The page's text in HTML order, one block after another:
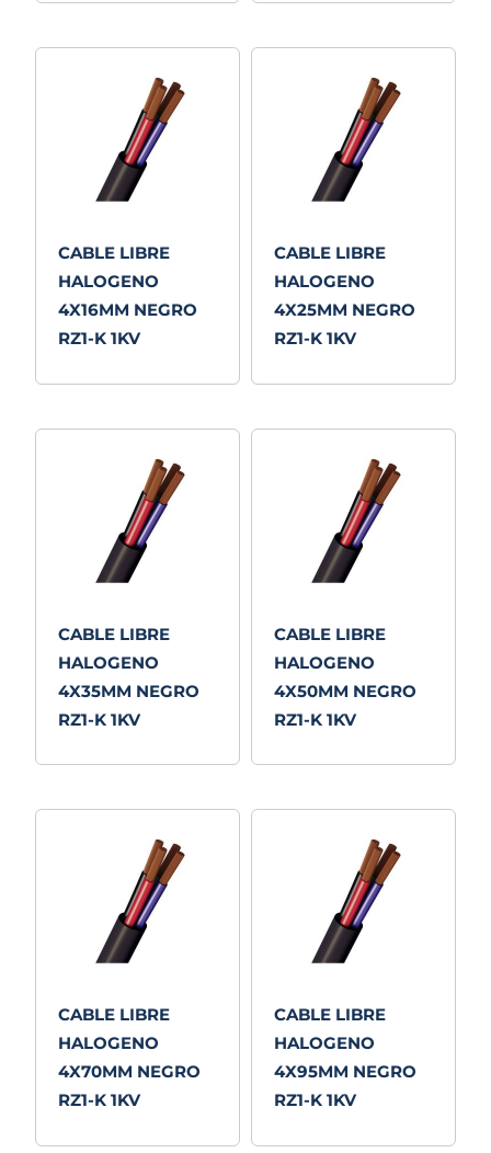
CABLE LIBRE
HALOGENO
4X16MM NEGRO
RZ1-K 1KV
CABLE LIBRE
HALOGENO
4X25MM NEGRO
RZ1-K 1KV
CABLE LIBRE
HALOGENO
4X35MM NEGRO
RZ1-K 1KV
CABLE LIBRE
HALOGENO
4X50MM NEGRO
RZ1-K 1KV
CABLE LIBRE
HALOGENO
4X70MM NEGRO
RZ1-K 1KV
CABLE LIBRE
HALOGENO
4X95MM NEGRO
RZ1-K 1KV